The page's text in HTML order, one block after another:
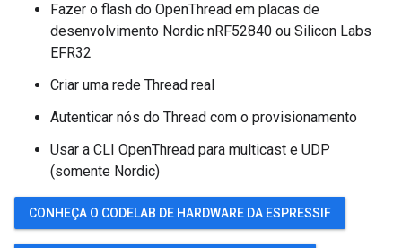
Fazer o flash do OpenThread em placas de
desenvolvimento Nordic nRF52840 ou Silicon Labs
EFR32
Criar uma rede Thread real
Autenticar nós do Thread com o provisionamento
Usar a CLI OpenThread para multicast e UDP
(somente Nordic)
CONHEÇA O CODELAB DE HARDWARE DA ESPRESSIF